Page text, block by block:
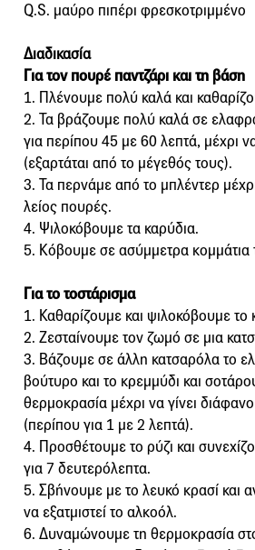
Q.S. μαύρο πιπέρι φρεσκοτριμμένο
Διαδικασία
Για τον πουρέ παντζάρι και τη βάση
1. Πλένουμε πολύ καλά και
2. Τα βράζουμε πολύ καλά σε
για περίπου 45 με 60 λεπτά, μέχρι
(εξαρτάται από το μέγεθός τους).
3. Τα περνάμε από το μπλέντερ
λείος πουρές.
4. Ψιλοκόβουμε τα καρύδια.
5. Κόβουμε σε ασύμμετρα κομμάτια
Για το τοστάρισμα
1. Καθαρίζουμε και ψιλοκόβουμε το
2. Ζεσταίνουμε τον ζωμό σε μια
3. Βάζουμε σε άλλη κατσαρόλα το
βούτυρο και το κρεμμύδι και
θερμοκρασία μέχρι να γίνει
(περίπου για 1 με 2 λεπτά).
4. Προσθέτουμε το ρύζι και
για 7 δευτερόλεπτα.
5. Σβήνουμε με το λευκό κρασί και
να εξατμιστεί το αλκοόλ.
6. Δυναμώνουμε τη θερμοκρασία